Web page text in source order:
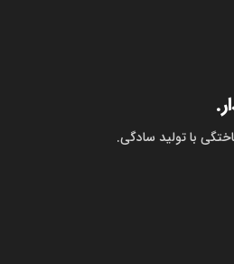
با تولید سادگی.